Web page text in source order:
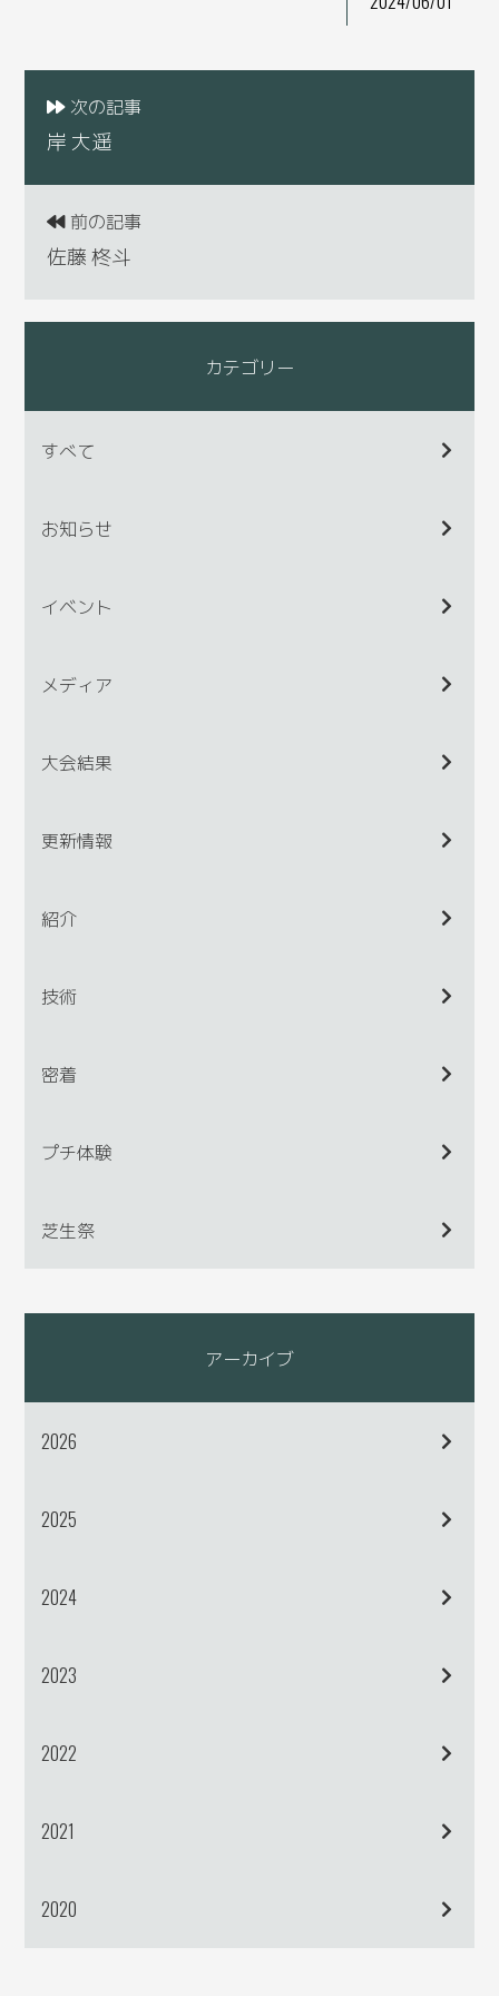
次の記事
岸 大遥
前の記事
佐藤 柊斗
カテゴリー
すべて
お知らせ
イベント
メディア
大会結果
更新情報
紹介
技術
密着
プチ体験
芝生祭
アーカイブ
2026
2025
2024
2023
2022
2021
2020